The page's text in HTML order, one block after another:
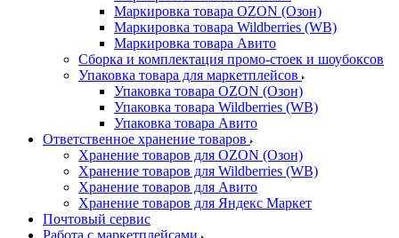
Маркировка товара OZON (Озон)
Маркировка товара Wildberries (WB)
Маркировка товара Авито
Сборка и комплектация промо-стоек и шоубоксов
Упаковка товара для маркетплейсов
Упаковка товара OZON (Озон)
Упаковка товара Wildberries (WB)
Упаковка товара Авито
Ответственное хранение товаров
Хранение товаров для OZON (Озон)
Хранение товаров для Wildberries (WB)
Хранение товаров для Авито
Хранение товаров для Яндекс Маркет
Почтовый сервис
Работа с маркетплейсами